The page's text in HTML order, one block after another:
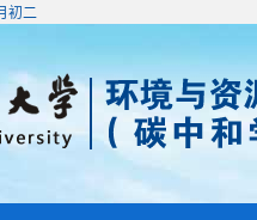
初二